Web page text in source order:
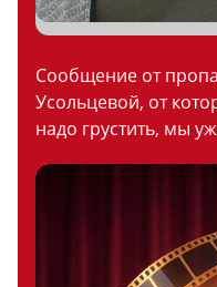
Сообщение от
Усольцевой, от
надо грустить, мы